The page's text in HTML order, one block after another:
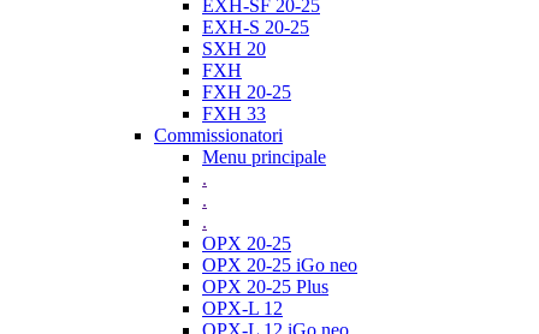
EXH-SF 20-25
EXH-S 20-25
SXH 20
FXH
FXH 20-25
FXH 33
Commissionatori
Menu principale
.
.
.
OPX 20-25
OPX 20-25 iGo neo
OPX 20-25 Plus
OPX-L 12
OPX-L 12 iGo neo